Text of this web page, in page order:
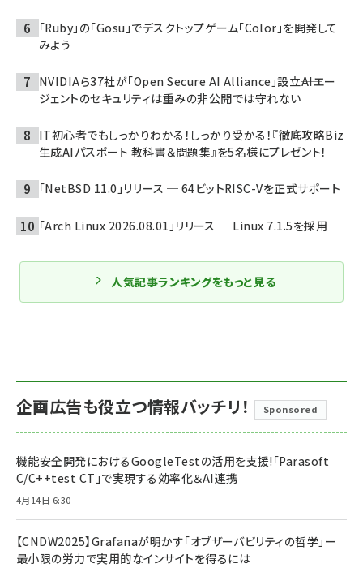
「Ruby」の「Gosu」でデスクトップゲーム「Color」を開発して
みよう
NVIDIAら37社が「Open Secure AI Alliance」設立――AIエー
ジェントのセキュリティは重みの非公開では守れない
IT初心者でもしっかりわかる！しっかり受かる！『徹底攻略Biz
生成AIパスポート 教科書＆問題集』を5名様にプレゼント！
「NetBSD 11.0」リリース ─ 64ビットRISC-Vを正式サポート
「Arch Linux 2026.08.01」リリース ─ Linux 7.1.5を採用
人気記事ランキングをもっと見る
企画広告も役立つ情報バッチリ！ Sponsored
機能安全開発におけるGoogleTestの活用を支援!「Parasoft
C/C++test CT」で実現する効率化＆AI連携
4月14日 6:30
【CNDW2025】Grafanaが明かす「オブザーバビリティの哲学」ー
最小限の労力で実用的なインサイトを得るには